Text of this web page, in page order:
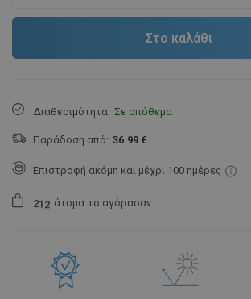
Στο καλάθι
Διαθεσιμότητα: Σε απόθεμα
Παράδοση από: 36.99 €
Επιστροφή ακόμη και μέχρι 100 ημέρες
21 2 άτομα το αγόρασαν.